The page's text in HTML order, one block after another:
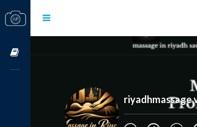
riyadhmassage